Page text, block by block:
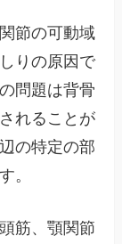
節の可動域
りの原因で
問題は背骨
れることが
の特定の部
。
筋、顎関節